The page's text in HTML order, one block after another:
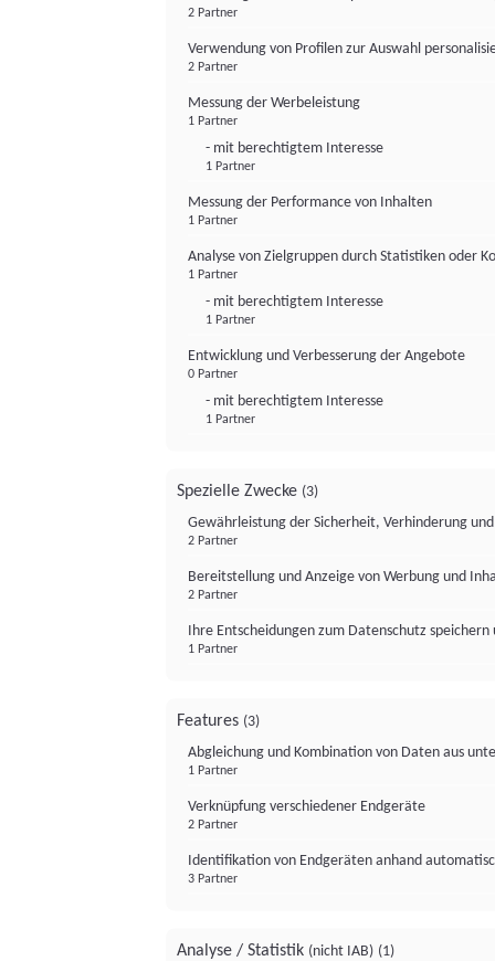
2 Partner
Verwendung von Profilen zur Auswahl
2 Partner
Messung der Werbeleistung
1 Partner
- mit berechtigtem Interesse
1 Partner
Messung der Performance von Inhalten
1 Partner
Analyse von Zielgruppen durch Statistiken oder
1 Partner
- mit berechtigtem Interesse
1 Partner
Entwicklung und Verbesserung der Angebote
0 Partner
- mit berechtigtem Interesse
1 Partner
Spezielle Zwecke (3)
Gewährleistung der Sicherheit, Verhinderung
2 Partner
Bereitstellung und Anzeige von Werbung und
2 Partner
Ihre Entscheidungen zum Datenschutz
1 Partner
Features (3)
Abgleichung und Kombination von Daten aus
1 Partner
Verknüpfung verschiedener Endgeräte
2 Partner
Identifikation von Endgeräten anhand
3 Partner
Analyse / Statistik (nicht IAB) (1)